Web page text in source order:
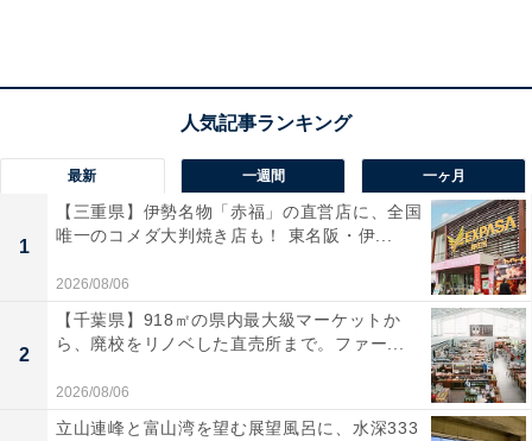
U-20W杯に出場する注目選手は？
U-20のメンバーは、東京五輪開催時に23歳となる「東京
五輪世代」にもあたり、出場選手には注目が集まる。
最新 一週間 一ヶ月
1
【三重県】伊勢名物「赤福」の直営店に、全国
唯一のコメダ大判焼き店も！ 東名阪・伊...
2026/08/06
2
【千葉県】918㎡の県内最大級マーケットか
ら、廃校をリノベした直売所まで。ファー...
2026/08/06
立山連峰と富山湾を望む展望風呂に、水深333